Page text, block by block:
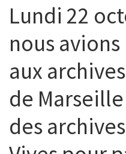
Lundi 22
nous
aux
de
des